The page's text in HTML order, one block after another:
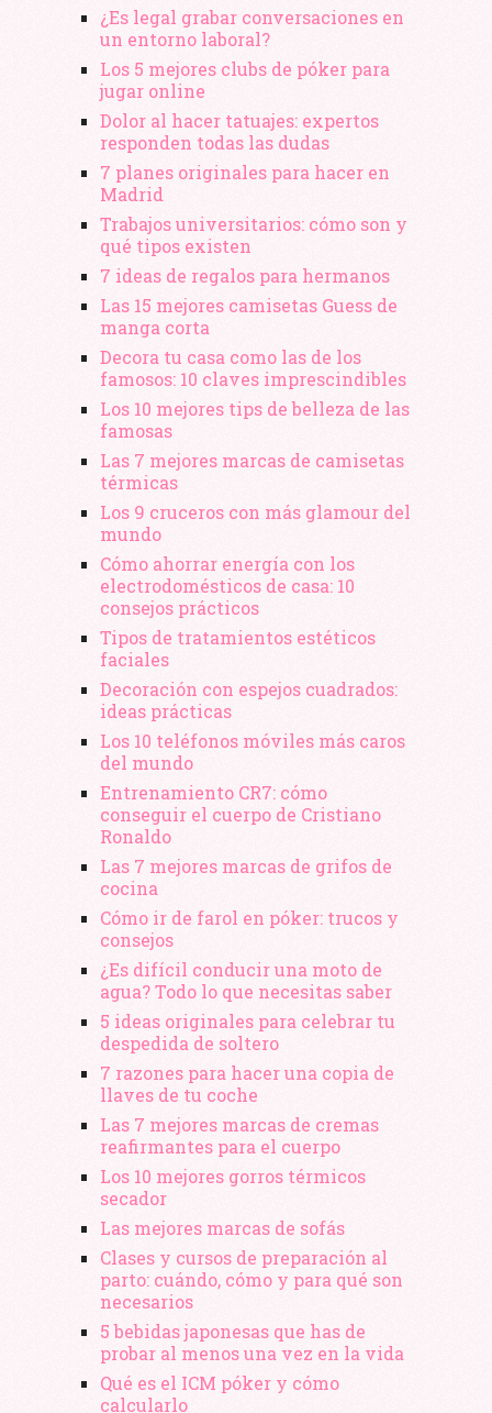
¿Es legal grabar conversaciones en
un entorno laboral?
Los 5 mejores clubs de póker para
jugar online
Dolor al hacer tatuajes: expertos
responden todas las dudas
7 planes originales para hacer en
Madrid
Trabajos universitarios: cómo son y
qué tipos existen
7 ideas de regalos para hermanos
Las 15 mejores camisetas Guess de
manga corta
Decora tu casa como las de los
famosos: 10 claves imprescindibles
Los 10 mejores tips de belleza de las
famosas
Las 7 mejores marcas de camisetas
térmicas
Los 9 cruceros con más glamour del
mundo
Cómo ahorrar energía con los
electrodomésticos de casa: 10
consejos prácticos
Tipos de tratamientos estéticos
faciales
Decoración con espejos cuadrados:
ideas prácticas
Los 10 teléfonos móviles más caros
del mundo
Entrenamiento CR7: cómo
conseguir el cuerpo de Cristiano
Ronaldo
Las 7 mejores marcas de grifos de
cocina
Cómo ir de farol en póker: trucos y
consejos
¿Es difícil conducir una moto de
agua? Todo lo que necesitas saber
5 ideas originales para celebrar tu
despedida de soltero
7 razones para hacer una copia de
llaves de tu coche
Las 7 mejores marcas de cremas
reafirmantes para el cuerpo
Los 10 mejores gorros térmicos
secador
Las mejores marcas de sofás
Clases y cursos de preparación al
parto: cuándo, cómo y para qué son
necesarios
5 bebidas japonesas que has de
probar al menos una vez en la vida
Qué es el ICM póker y cómo
calcularlo